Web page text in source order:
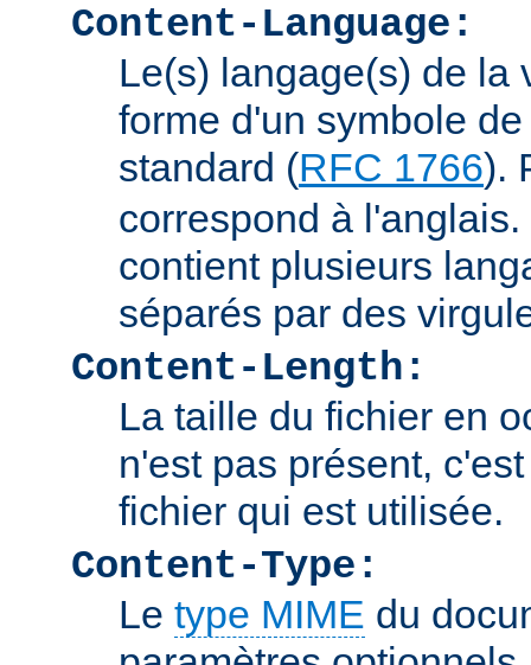
Content-Language:
Le(s) langage(s) de la
forme d'un symbole
standard (RFC 1766).
correspond à
contient plusieurs
séparés par des
Content-Length:
La taille du fichier en
n'est pas présent,
fichier qui est utilisée.
Content-Type:
Le type MIME du